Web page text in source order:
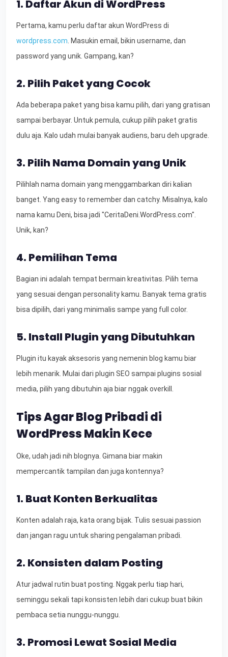
1. Daftar Akun di WordPress
Pertama, kamu perlu daftar akun WordPress di
wordpress.com . Masukin email, bikin username, dan
password yang unik. Gampang, kan?
2. Pilih Paket yang Cocok
Ada beberapa paket yang bisa kamu pilih, dari yang gratisan
sampai berbayar. Untuk pemula, cukup pilih paket gratis
dulu aja. Kalo udah mulai banyak audiens, baru deh upgrade.
3. Pilih Nama Domain yang Unik
Pilihlah nama domain yang menggambarkan diri kalian
banget. Yang easy to remember dan catchy. Misalnya, kalo
nama kamu Deni, bisa jadi "CeritaDeni.WordPress.com".
Unik, kan?
4. Pemilihan Tema
Bagian ini adalah tempat bermain kreativitas. Pilih tema
yang sesuai dengan personality kamu. Banyak tema gratis
bisa dipilih, dari yang minimalis sampe yang full color.
5. Install Plugin yang Dibutuhkan
Plugin itu kayak aksesoris yang nemenin blog kamu biar
lebih menarik. Mulai dari plugin SEO sampai plugins sosial
media, pilih yang dibutuhin aja biar nggak overkill.
Tips Agar Blog Pribadi di
WordPress Makin Kece
Oke, udah jadi nih blognya. Gimana biar makin
mempercantik tampilan dan juga kontennya?
1. Buat Konten Berkualitas
Konten adalah raja, kata orang bijak. Tulis sesuai passion
dan jangan ragu untuk sharing pengalaman pribadi.
2. Konsisten dalam Posting
Atur jadwal rutin buat posting. Nggak perlu tiap hari,
seminggu sekali tapi konsisten lebih dari cukup buat bikin
pembaca setia nunggu-nunggu.
3. Promosi Lewat Sosial Media